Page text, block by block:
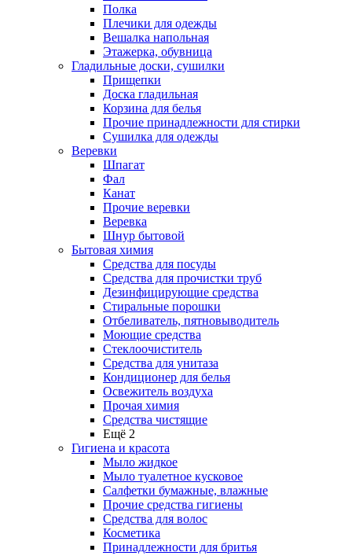
Полка
Плечики для одежды
Вешалка напольная
Этажерка, обувница
Гладильные доски, сушилки
Прищепки
Доска гладильная
Корзина для белья
Прочие принадлежности для стирки
Сушилка для одежды
Веревки
Шпагат
Фал
Канат
Прочие веревки
Веревка
Шнур бытовой
Бытовая химия
Средства для посуды
Средства для прочистки труб
Дезинфицирующие средства
Стиральные порошки
Отбеливатель, пятновыводитель
Моющие средства
Стеклоочиститель
Средства для унитаза
Кондиционер для белья
Освежитель воздуха
Прочая химия
Средства чистящие
Ещё 2
Гигиена и красота
Мыло жидкое
Мыло туалетное кусковое
Салфетки бумажные, влажные
Прочие средства гигиены
Средства для волос
Косметика
Принадлежности для бритья